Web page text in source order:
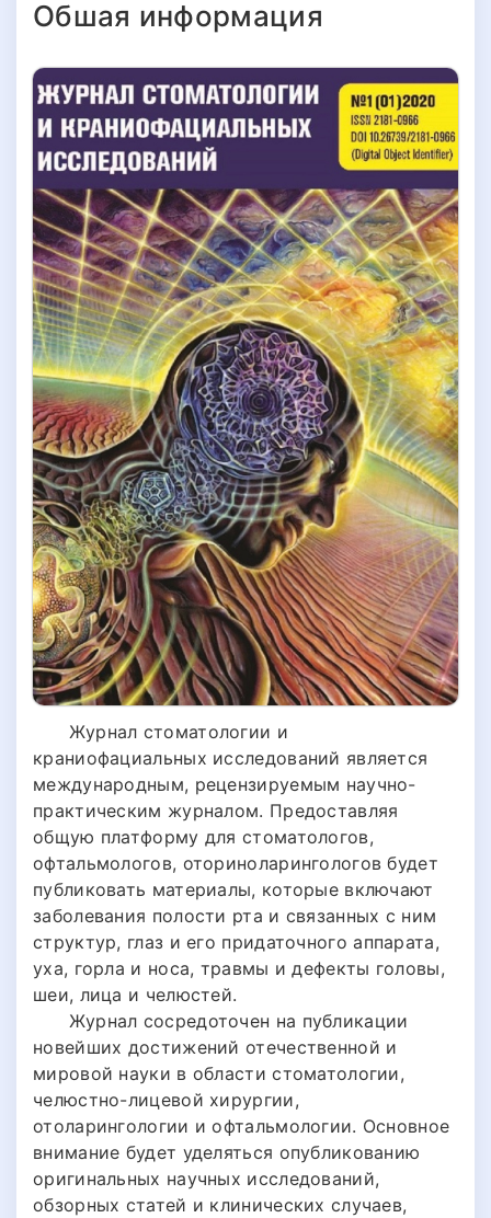
Обшая информация
Журнал стоматологии и
краниофациальных исследований является
международным, рецензируемым научно-
практическим журналом. Предоставляя
общую платформу для стоматологов,
офтальмологов, оториноларингологов будет
публиковать материалы, которые включают
заболевания полости рта и связанных с ним
структур, глаз и его придаточного аппарата,
уха, горла и носа, травмы и дефекты головы,
шеи, лица и челюстей.
Журнал сосредоточен на публикации
новейших достижений отечественной и
мировой науки в области стоматологии,
челюстно-лицевой хирургии,
отоларингологии и офтальмологии. Основное
внимание будет уделяться опубликованию
оригинальных научных исследований,
обзорных статей и клинических случаев,